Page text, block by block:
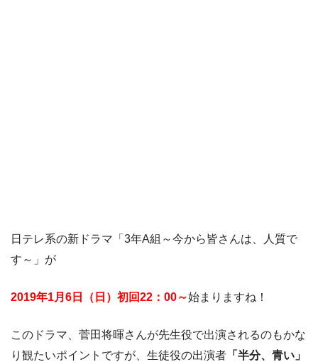
日テレ系の新ドラマ「3年A組～今から皆さんは、人質で
す～」が
2019年1月6日（日）初回22：00～始まりますね！
このドラマ、菅田将暉さんが先生役で出演されるのもかな
り観たいポイントですが、生徒役の出演者 「半分、青い」